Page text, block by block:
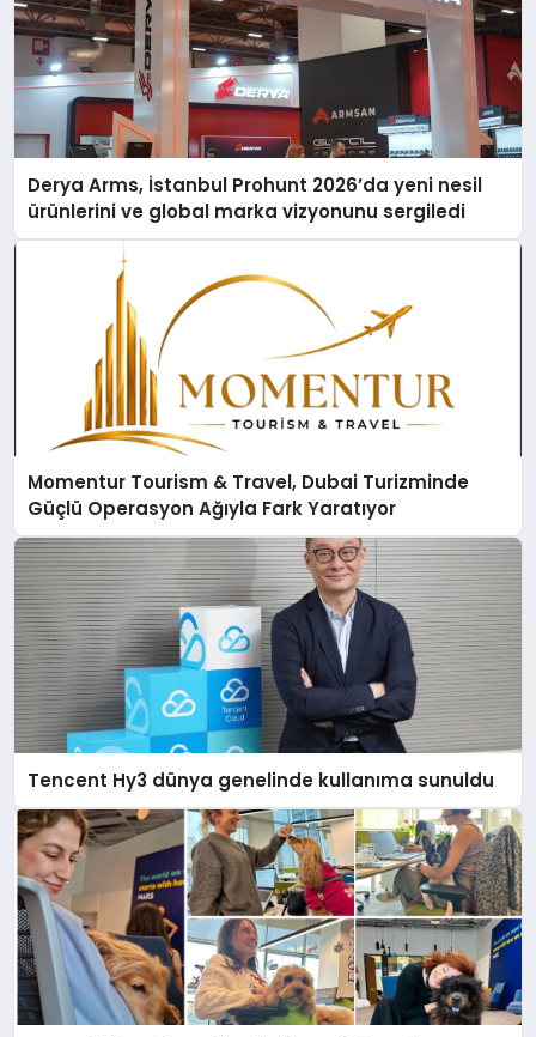
Derya Arms, İstanbul Prohunt 2026’da yeni nesil
ürünlerini ve global marka vizyonunu sergiledi
Momentur Tourism & Travel, Dubai Turizminde
Güçlü Operasyon Ağıyla Fark Yaratıyor
Tencent Hy3 dünya genelinde kullanıma sunuldu